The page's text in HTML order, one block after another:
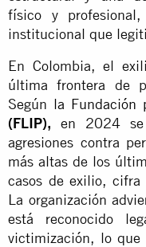
físico y
institucional que
En Colombia, el
última frontera de
Según la Fundación
(FLIP), en 2024 se
agresiones contra
más altas de los
casos de exilio,
La organización
está reconocido
victimización, lo que